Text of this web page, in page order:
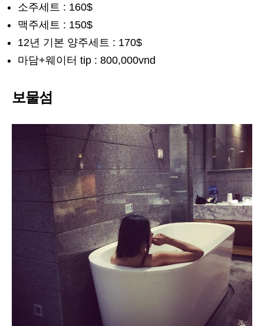
소주세트 : 160$
맥주세트 : 150$
12년 기본 양주세트 : 170$
마담+웨이터 tip : 800,000vnd
보물섬